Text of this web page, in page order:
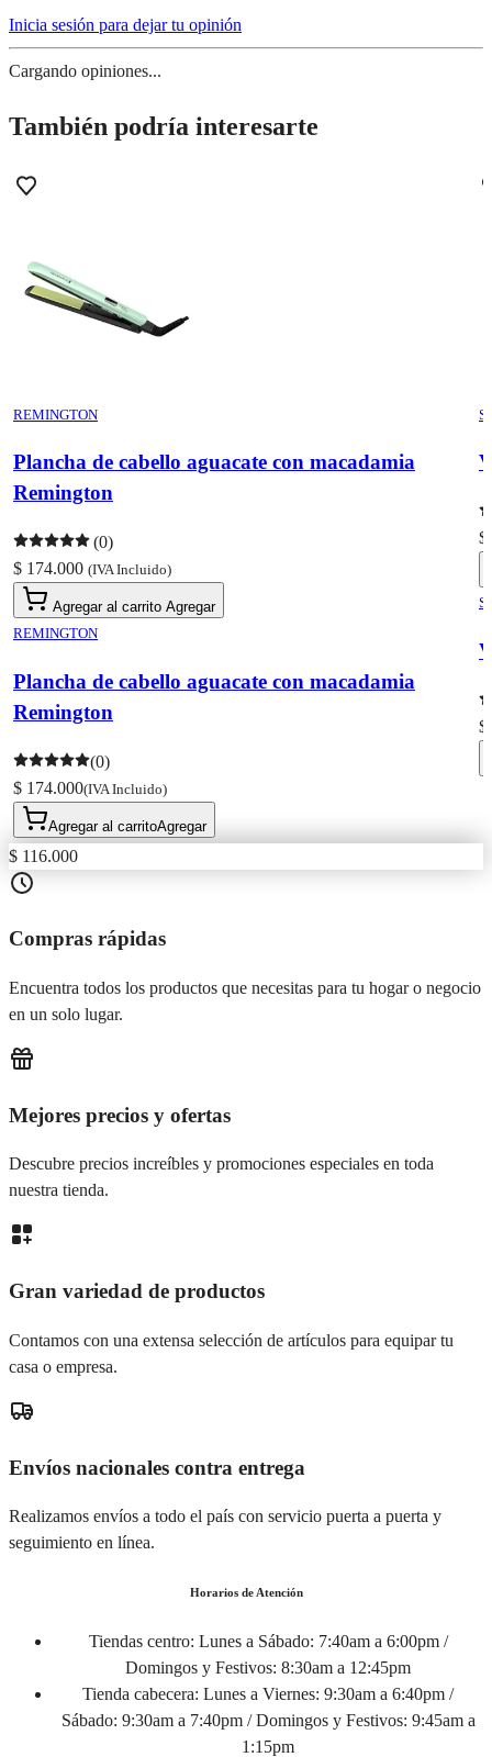
Inicia sesión para dejar tu opinión
Cargando opiniones...
También podría interesarte
REMINGTON
Plancha de cabello aguacate con macadamia
Remington
(0)
$ 174.000 (IVA Incluido)
Agregar al carrito Agregar
REMINGTON
Plancha de cabello aguacate con macadamia
Remington
(0)
$ 174.000(IVA Incluido)
Agregar al carritoAgregar
$
$
$ 116.000
Compras rápidas
Encuentra todos los productos que necesitas para tu hogar o negocio
en un solo lugar.
Mejores precios y ofertas
Descubre precios increíbles y promociones especiales en toda
nuestra tienda.
Gran variedad de productos
Contamos con una extensa selección de artículos para equipar tu
casa o empresa.
Envíos nacionales contra entrega
Realizamos envíos a todo el país con servicio puerta a puerta y
seguimiento en línea.
Horarios de Atención
Tiendas centro: Lunes a Sábado: 7:40am a 6:00pm /
Domingos y Festivos: 8:30am a 12:45pm
Tienda cabecera: Lunes a Viernes: 9:30am a 6:40pm /
Sábado: 9:30am a 7:40pm / Domingos y Festivos: 9:45am a
1:15pm